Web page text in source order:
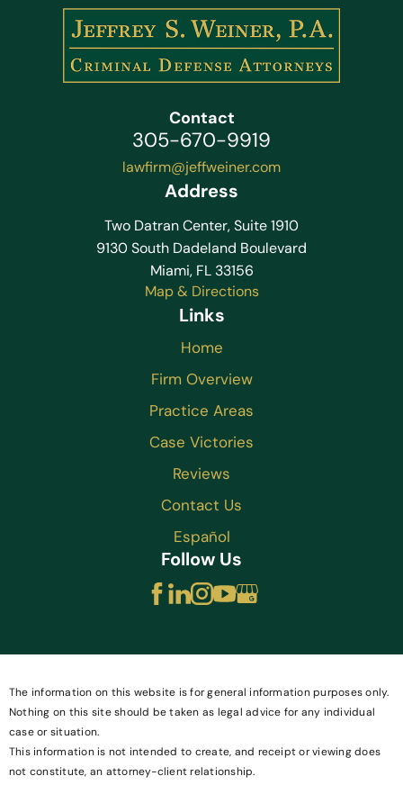
Contact
305-670-9919
lawfirm@jeffweiner.com
Address
Two Datran Center, Suite 1910
9130 South Dadeland Boulevard
Miami, FL 33156
Map & Directions
Links
Home
Firm Overview
Practice Areas
Case Victories
Reviews
Contact Us
Español
Follow Us
The information on this website is for general information purposes only.
Nothing on this site should be taken as legal advice for any individual
case or situation.
This information is not intended to create, and receipt or viewing does
not constitute, an attorney-client relationship.